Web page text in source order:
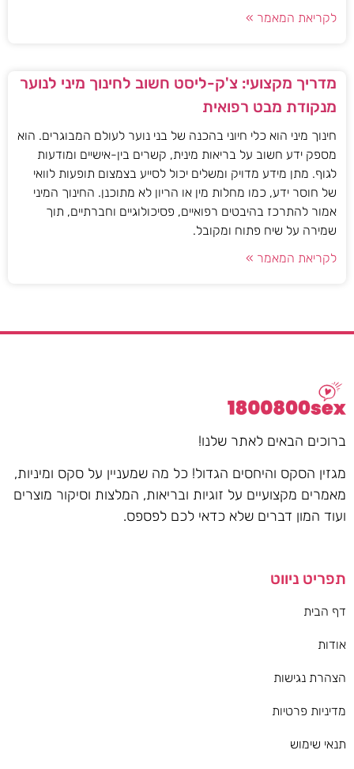
לקריאת המאמר »
מדריך מקצועי: צ'ק-ליסט חשוב לחינוך מיני לנוער
מנקודת מבט רפואית
חינוך מיני הוא כלי חיוני בהכנה של בני נוער לעולם המבוגרים. הוא
מספק ידע חשוב על בריאות מינית, קשרים בין-אישיים ומודעות
לגוף. מתן מידע מדויק ומשלים יכול לסייע בצמצום תופעות לוואי
של חוסר ידע, כמו מחלות מין או הריון לא מתוכנן. החינוך המיני
אמור להתרכז בהיבטים רפואיים, פסיכולוגיים וחברתיים, תוך
שמירה על שיח פתוח ומקובל.
לקריאת המאמר »
ברוכים הבאים לאתר שלנו!
מגזין הסקס והיחסים הגדול! כל מה שמעניין על סקס ומיניות,
מאמרים מקצועיים על זוגיות ובריאות, המלצות וסיקור מוצרים
ועוד המון דברים שלא כדאי לכם לפספס.
תפריט ניווט
דף הבית
אודות
הצהרת נגישות
מדיניות פרטיות
תנאי שימוש